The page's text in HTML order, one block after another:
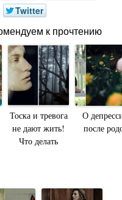
Twitter
к прочтению
Тоска и тревога
не дают жить!
Что делать
О
после